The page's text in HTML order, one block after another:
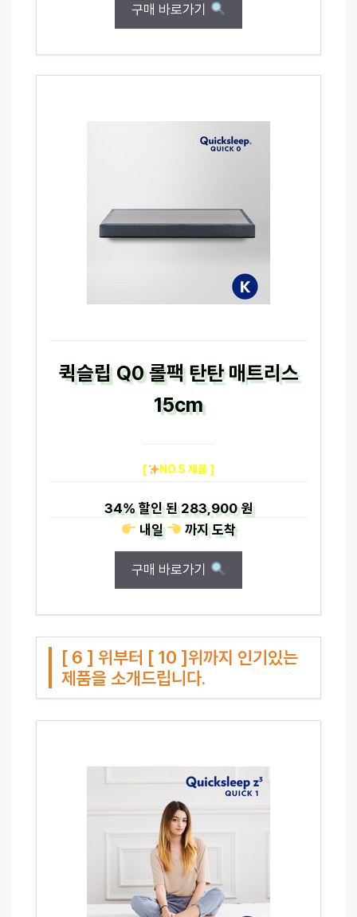
구매 바로가기
퀵슬립 Q0 롤팩 탄탄 매트리스
15cm
[ NO.5 제품 ]
34%할인 된283,900 원
내일
까지도착
구매 바로가기
[ 6 ] 위부터 [ 10 ]위까지 인기있는
제품을 소개드립니다.